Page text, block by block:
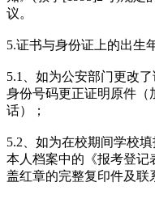
议。
5.证书与身份证上的出生
5.1、如为公安部门更改
身份号码更正证明原件（
话）；
5.2、如为在校期间学校
本人档案中的《报考登记
盖红章的完整复印件及联